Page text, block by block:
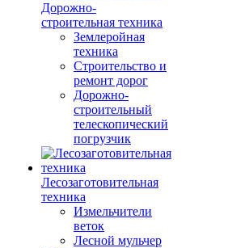
Дорожно-
строительная техника
Землеройная
техника
Строительство и
ремонт дорог
Дорожно-
строительный
телескопический
погрузчик
Лесозаготовительная
техника
Измельчители
веток
Лесной мульчер